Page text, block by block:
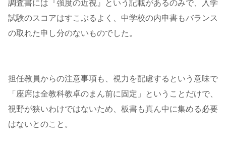
調査書には『強度の近視』という記載があるのみで、入学
試験のスコアはすこぶるよく、中学校の内申書もバランス
の取れた申し分のないものでした。
担任教員からの注意事項も、視力を配慮するという意味で
「座席は全教科教卓のまん前に固定」ということだけで、
視野が狭いわけではないため、板書も真ん中に集める必要
はないとのこと。